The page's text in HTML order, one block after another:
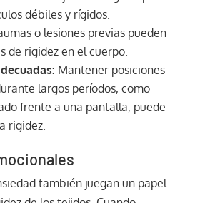
débiles y rígidos.
o lesiones previas pueden
de rigidez en el cuerpo.
Mantener posiciones
largos períodos, como
frente a una pantalla, puede
rigidez.
también juegan un papel